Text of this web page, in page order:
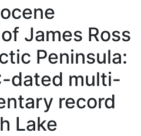
James Ross
Peninsula:
dated multi-
record
Lake